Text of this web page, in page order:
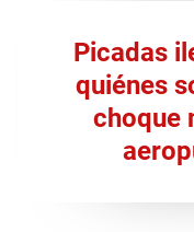
Picadas
quiénes
choque